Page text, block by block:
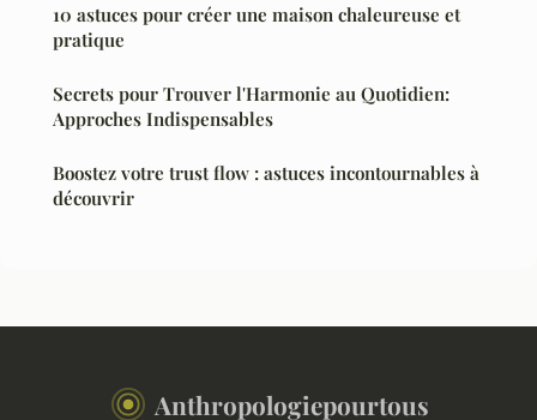
10 astuces pour créer une maison chaleureuse et
pratique
Secrets pour Trouver l'Harmonie au Quotidien:
Approches Indispensables
Boostez votre trust flow : astuces incontournables à
découvrir
Anthropologiepourtous